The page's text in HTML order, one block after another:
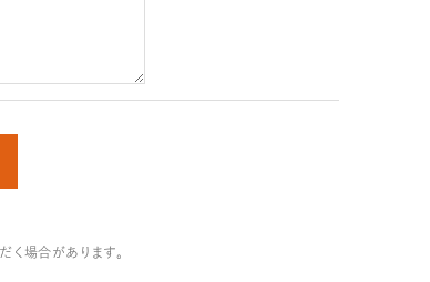
場合があります。